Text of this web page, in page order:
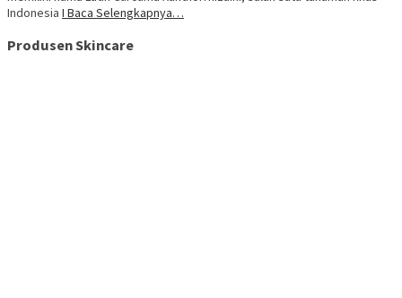
Indonesia I Baca Selengkapnya…
Produsen Skincare